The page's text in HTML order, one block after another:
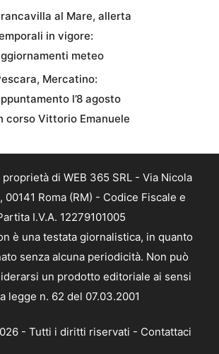
al Mare, allerta
in vigore:
meteo
Mercatino:
l’8 agosto
corso Vittorio Emanuele
di WEB 365 SRL - Via Nicola
00141 Roma (RM) - Codice Fiscale e
I.V.A. 12279101005
è una testata giornalistica, in quanto
senza alcuna periodicità. Non può
un prodotto editoriale ai sensi
legge n. 62 del 07.03.2001
- Tutti i diritti riservati - Contattaci